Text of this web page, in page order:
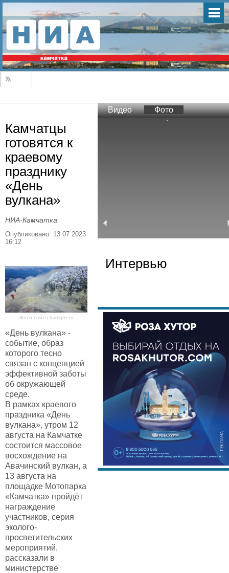
Камчатцы
готовятся к
краевому
празднику
«День
вулкана»
НИА-Камчатка
Опубликовано: 13.07.2023
16:12
Фото сайта kamgov.ru
«День вулкана» -
событие, образ
которого тесно
связан с концепцией
эффективной заботы
об окружающей
среде.
В рамках краевого
праздника «День
вулкана», утром 12
августа на Камчатке
состоится массовое
восхождение на
Авачинский вулкан, а
13 августа на
площадке Мотопарка
«Камчатка» пройдёт
награждение
участников, серия
эколого-
просветительских
мероприятий,
рассказали в
министерстве
Видео Фото
Интервью